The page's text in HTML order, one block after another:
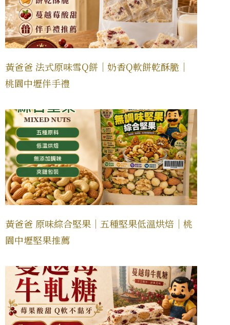
黃爸爸 法式原味雪Q餅｜奶香Q軟餅乾酥脆｜
桃園中壢伴手禮
黃爸爸 原味綜合堅果｜五種堅果低溫烘焙｜桃
園中壢堅果推薦